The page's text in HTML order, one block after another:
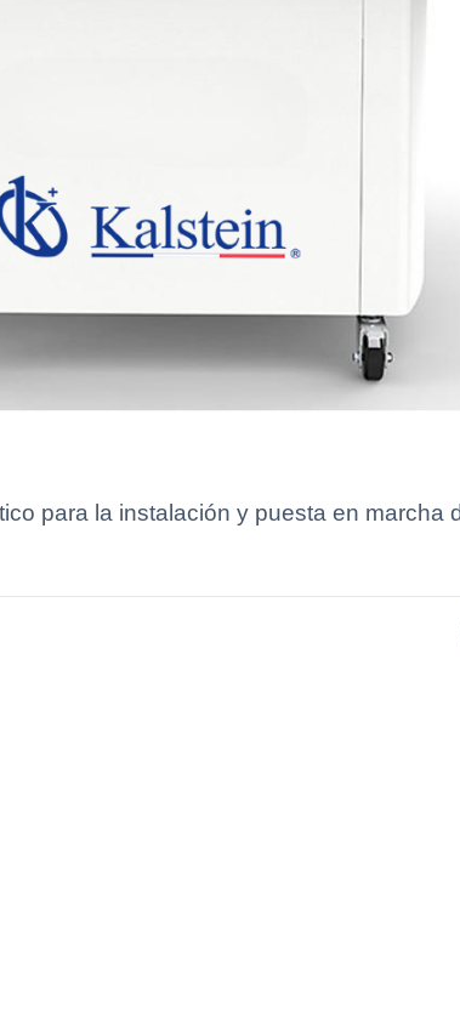
para la instalación y puesta en marcha